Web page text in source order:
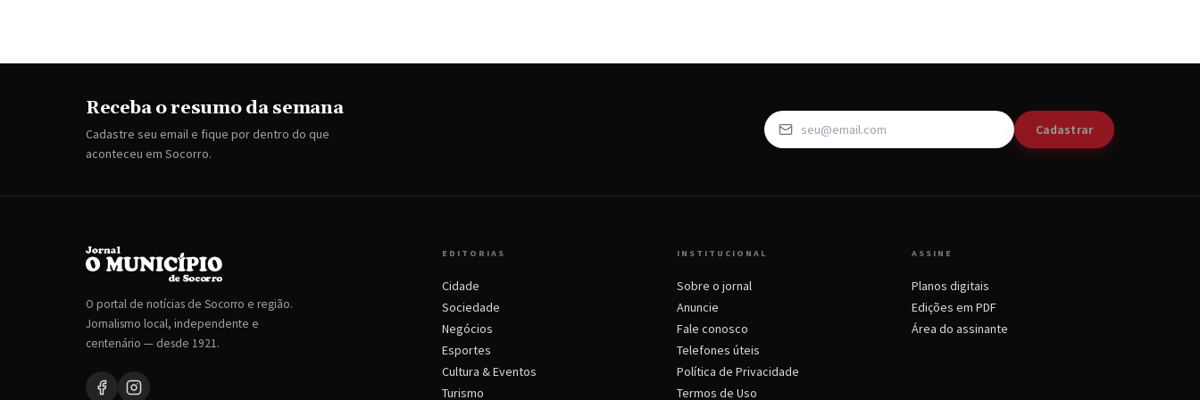
Receba o resumo da semana
Cadastre seu email e fique por dentro do que
aconteceu em Socorro.
Cadastrar
O portal de notícias de Socorro e região.
Jornalismo local, independente e
centenário — desde 1921.
EDITORIAS
Cidade
Sociedade
Negócios
Esportes
Cultura & Eventos
Turismo
INSTITUCIONAL
Sobre o jornal
Anuncie
Fale conosco
Telefones úteis
Política de Privacidade
Termos de Uso
ASSINE
Planos digitais
Edições em PDF
Área do assinante